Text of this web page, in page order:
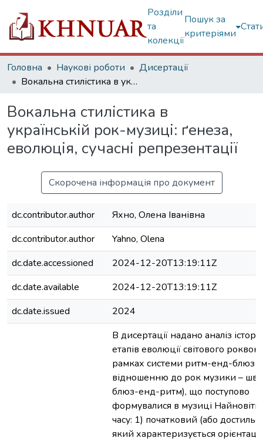
Розділи
та
колекції
Пошук за
критеріями
Головна Наукові роботи
Дисертації
Вокальна стилістика в українській рок-музиці: ґенеза, еволюція, сучасні репрезентації
Вокальна стилістика в
українській рок-музиці: ґенеза,
еволюція, сучасні репрезентації
Скорочена інформація про документ
dc.contributor.author
Яхно, Олена Іванівна
dc.contributor.author
Yahno, Olena
dc.date.accessioned
2024-12-20T13:19:11Z
dc.date.available
2024-12-20T13:19:11Z
dc.date.issued
2024
В дисертації надано аналіз
етапів еволюції світового
рамках системи ритм-енд-блюз
відношенню до рок музики –
блюз-енд-ритм), що поступово
формувалися в музиці
часу: 1) початковий (або
який характеризується